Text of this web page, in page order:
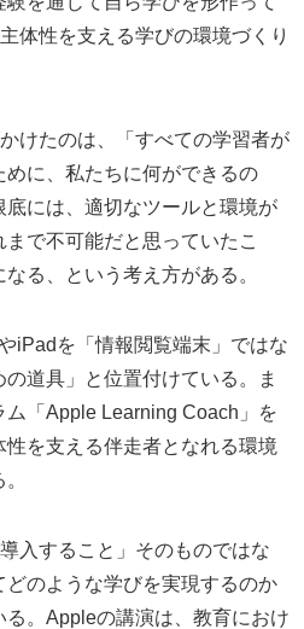
体性を支える学びの環境づくり
けたのは、「すべての学習者が
に、私たちに何ができるの
には、適切なツールと環境が
で不可能だと思っていたこ
る、という考え方がある。
iPadを「情報閲覧端末」ではな
道具」と位置付けている。ま
「Apple Learning Coach」を
を支える伴走者となれる環境
入すること」そのものではな
どのような学びを実現するのか
。Appleの講演は、教育におけ